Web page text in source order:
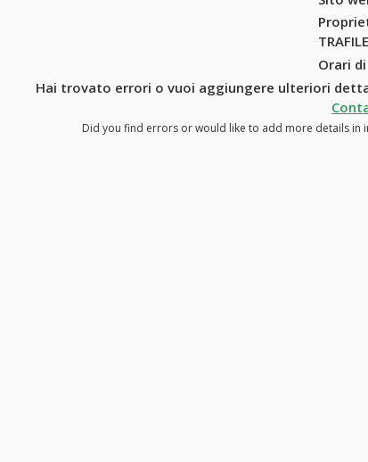
Orari
Hai trovato errori o vuoi aggiungere ulteriori
Did you find errors or would like to add more details in